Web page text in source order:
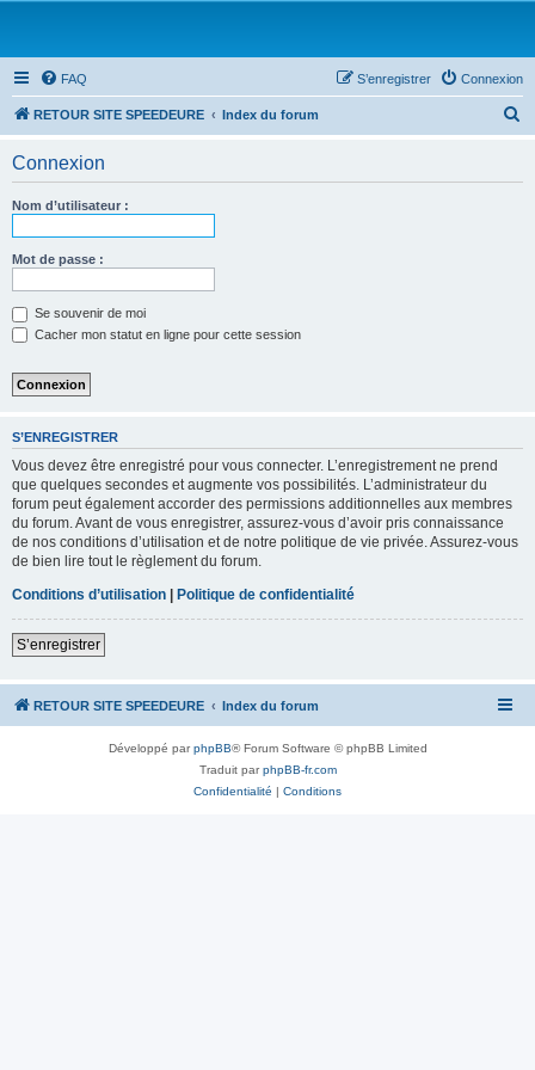
FAQ Connexion
S’enregistrer
RETOUR SITE SPEEDEURE Index du forum
Connexion
Nom d’utilisateur :
Mot de passe :
Se souvenir de moi
Cacher mon statut en ligne pour cette session
S’ENREGISTRER
Vous devez être enregistré pour vous connecter. L’enregistrement ne prend
que quelques secondes et augmente vos possibilités. L’administrateur du
forum peut également accorder des permissions additionnelles aux membres
du forum. Avant de vous enregistrer, assurez-vous d’avoir pris connaissance
de nos conditions d’utilisation et de notre politique de vie privée. Assurez-vous
de bien lire tout le règlement du forum.
Conditions d’utilisation | Politique de confidentialité
S’enregistrer
RETOUR SITE SPEEDEURE Index du forum
Développé parphpBB® Forum Software © phpBB Limited
Traduit parphpBB-fr.com
Confidentialité | Conditions